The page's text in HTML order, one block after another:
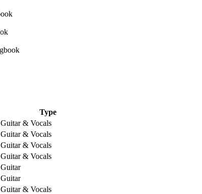
Type
Guitar & Vocals
Guitar & Vocals
Guitar & Vocals
Guitar & Vocals
Guitar
Guitar
Guitar & Vocals